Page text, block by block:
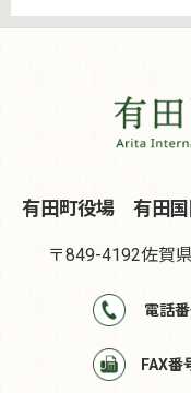
有田町役場 有田国
〒849-4192佐賀
電話番
FAX番